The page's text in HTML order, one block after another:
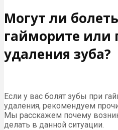
Могут ли
гайморите или
удаления зуба?
Если у вас болят зубы при
удаления, рекомендуем
Мы расскажем почему
делать в данной ситуации.